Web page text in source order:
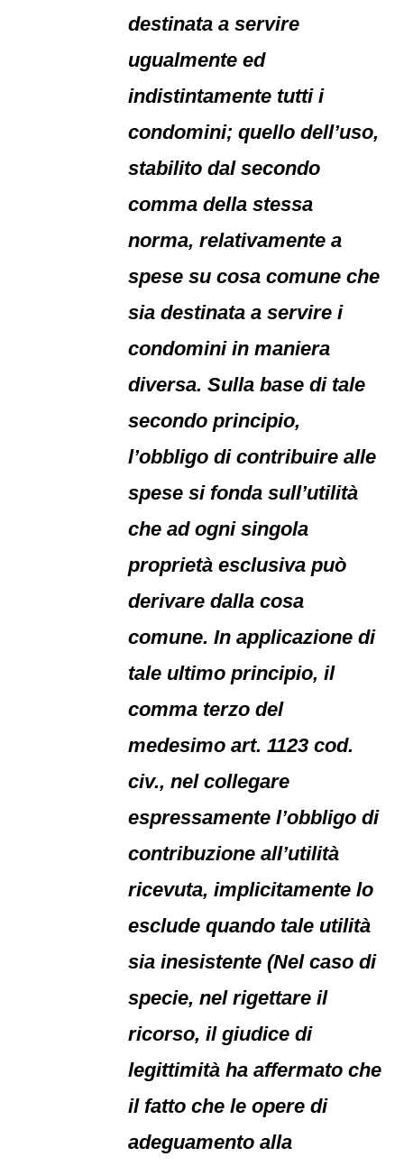
destinata a servire
ugualmente ed
indistintamente tutti i
condomini; quello dell’uso,
stabilito dal secondo
comma della stessa
norma, relativamente a
spese su cosa comune che
sia destinata a servire i
condomini in maniera
diversa. Sulla base di tale
secondo principio,
l’obbligo di contribuire alle
spese si fonda sull’utilità
che ad ogni singola
proprietà esclusiva può
derivare dalla cosa
comune. In applicazione di
tale ultimo principio, il
comma terzo del
medesimo art. 1123 cod.
civ., nel collegare
espressamente l’obbligo di
contribuzione all’utilità
ricevuta, implicitamente lo
esclude quando tale utilità
sia inesistente (Nel caso di
specie, nel rigettare il
ricorso, il giudice di
legittimità ha affermato che
il fatto che le opere di
adeguamento alla